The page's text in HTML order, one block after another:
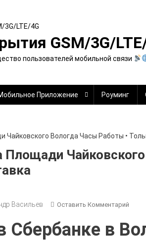
GSM/3G/
пользователей мобильной связи
Приложение Роуминг
Площади
Васильев Оставить Комментарий
На
Сбербанке в